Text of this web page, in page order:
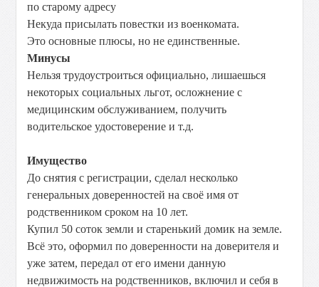
по старому адресу
Некуда присылать повестки из военкомата.
Это основные плюсы, но не единственные.
Минусы
Нельзя трудоустроиться официально, лишаешься
некоторых социальных льгот, осложнение с
медицинским обслуживанием, получить
водительское удостоверение и т.д.
Имущество
До снятия с регистрации, сделал несколько
генеральных доверенностей на своё имя от
родственником сроком на 10 лет.
Купил 50 соток земли и старенький домик на земле.
Всё это, оформил по доверенности на доверителя и
уже затем, передал от его имени данную
недвижимость на родственников, включил и себя в